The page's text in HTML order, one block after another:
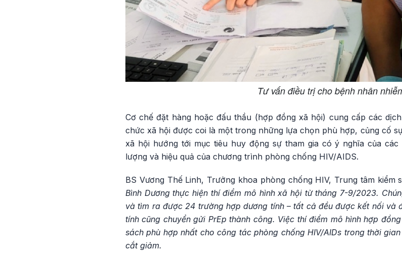
Tư vấn điều trị cho bệnh nhân
Cơ chế đặt hàng hoặc đấu thầu (hợp đồng xã hội) cung cấp các
chức xã hội được coi là một trong những lựa chọn phù hợp, củng cố
xã hội hướng tới mục tiêu huy động sự tham gia có ý nghĩa của
lượng và hiệu quả của chương trình phòng chống HIV/AIDS.
BS Vương Thế Linh, Trưởng khoa phòng chống HIV, Trung tâm kiểm
Bình Dương thực hiện thí điểm mô hình xã hội từ tháng 7-9/2023.
và tìm ra được 24 trường hợp dương tính – tất cả đều được kết nối và
tính cũng chuyển gửi PrEp thành công. Việc thí điểm mô hình hợp
sách phù hợp nhất cho công tác phòng chống HIV/AIDs trong thời
cắt giảm.